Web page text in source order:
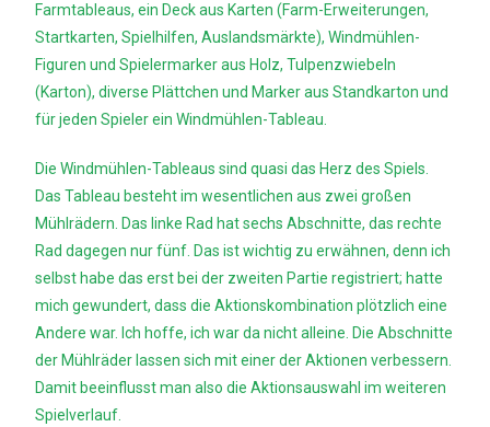
Farmtableaus, ein Deck aus Karten (Farm-Erweiterungen,
Startkarten, Spielhilfen, Auslandsmärkte), Windmühlen-
Figuren und Spielermarker aus Holz, Tulpenzwiebeln
(Karton), diverse Plättchen und Marker aus Standkarton und
für jeden Spieler ein Windmühlen-Tableau.
Die Windmühlen-Tableaus sind quasi das Herz des Spiels.
Das Tableau besteht im wesentlichen aus zwei großen
Mühlrädern. Das linke Rad hat sechs Abschnitte, das rechte
Rad dagegen nur fünf. Das ist wichtig zu erwähnen, denn ich
selbst habe das erst bei der zweiten Partie registriert; hatte
mich gewundert, dass die Aktionskombination plötzlich eine
Andere war. Ich hoffe, ich war da nicht alleine. Die Abschnitte
der Mühlräder lassen sich mit einer der Aktionen verbessern.
Damit beeinflusst man also die Aktionsauswahl im weiteren
Spielverlauf.